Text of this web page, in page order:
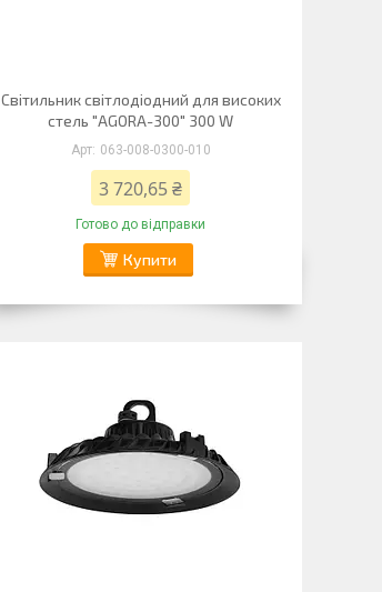
Світильник світлодіодний для високих
стель "AGORA-300" 300 W
063-008-0300-010
3 720,65 ₴
Готово до відправки
Купити